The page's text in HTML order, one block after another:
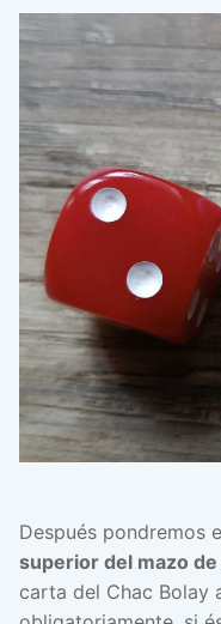
Después pondremos
superior del mazo
carta del Chac Bolay